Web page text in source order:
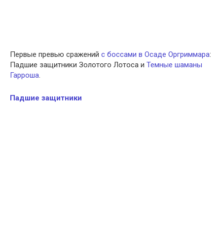
Первые превью сражений с боссами в Осаде Оргриммара:
Падшие защитники Золотого Лотоса и Темные шаманы
Гарроша.
Падшие защитники